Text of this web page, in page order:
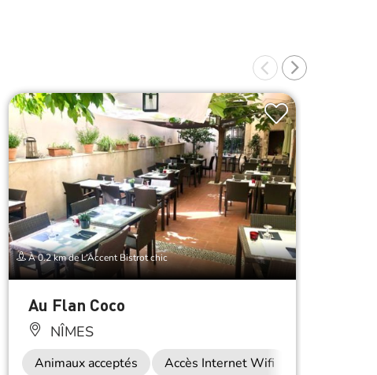
Restauration
À 0.2 km de L’Accent Bistrot chic
Au Flan Coco
NÎMES
Animaux acceptés Accès Internet Wifi